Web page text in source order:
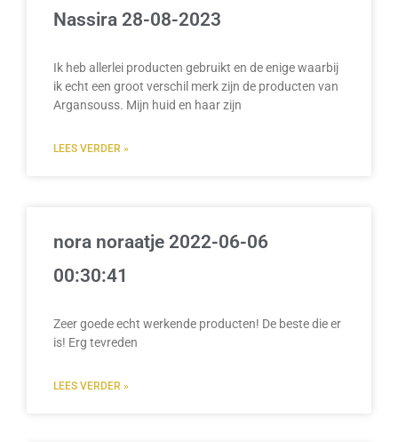
Nassira 28-08-2023
Ik heb allerlei producten gebruikt en de enige waarbij
ik echt een groot verschil merk zijn de producten van
Argansouss. Mijn huid en haar zijn
LEES VERDER »
nora noraatje 2022-06-06
00:30:41
Zeer goede echt werkende producten! De beste die er
is! Erg tevreden
LEES VERDER »